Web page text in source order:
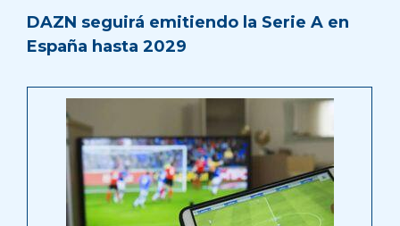
DAZN seguirá emitiendo la Serie A en
España hasta 2029